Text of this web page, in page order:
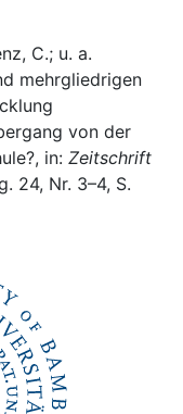
C.; u. a.
mehrgliedrigen
von der
in: Zeitschrift
24, Nr. 3–4, S.